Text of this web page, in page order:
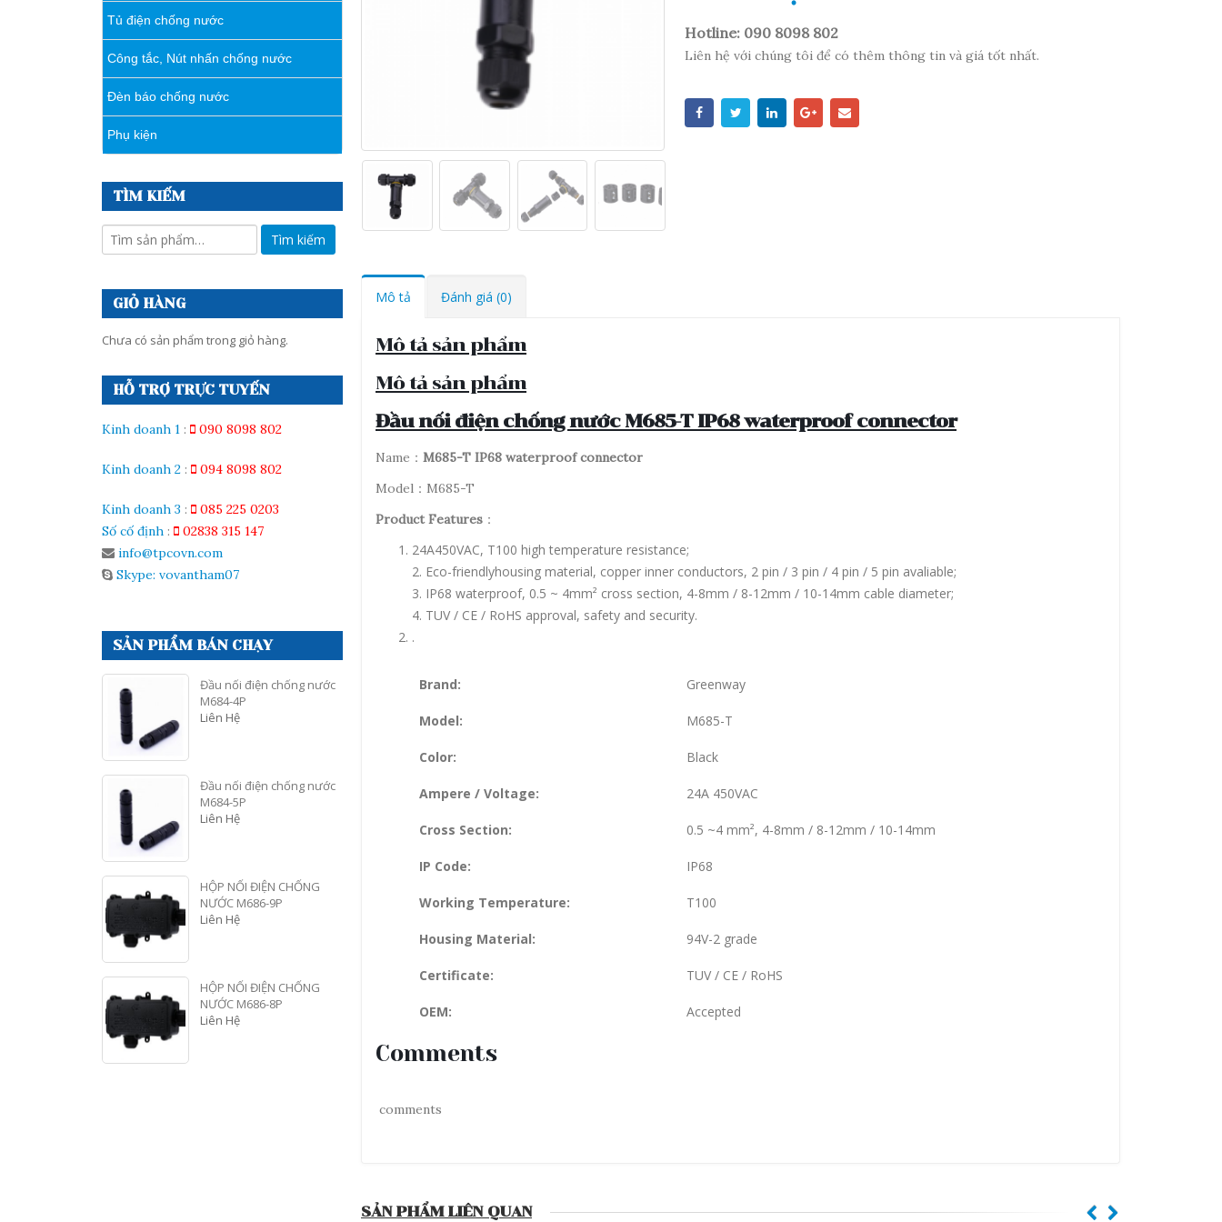
Hotline: 090 8098 802
Liên hệ với chúng tôi để có thêm thông tin và giá tốt nhất.
Mô tả Đánh giá (0)
Mô tả sản phẩm
Mô tả sản phẩm
Đầu nối điện chống nước M685-T IP68 waterproof connector
Name： M685-T IP68 waterproof connector
Model：M685-T
Product Features ：
24A450VAC, T100 high temperature resistance;
2. Eco-friendlyhousing material, copper inner conductors, 2 pin / 3 pin / 4 pin / 5 pin avaliable;
3. IP68 waterproof, 0.5 ~ 4mm² cross section, 4-8mm / 8-12mm / 10-14mm cable diameter;
4. TUV / CE / RoHS approval, safety and security.
.
Brand: Greenway
Model: M685-T
Color: Black
Ampere / Voltage: 24A 450VAC
Cross Section: 0.5 ~4 mm², 4-8mm / 8-12mm / 10-14mm
IP Code: IP68
Working Temperature: T100
Housing Material: 94V-2 grade
Certificate: TUV / CE / RoHS
OEM: Accepted
Comments
comments
SẢN PHẨM LIÊN QUAN
Tủ điện chống nước
Công tắc, Nút nhấn chống nước
Đèn báo chống nước
Phụ kiện
TÌM KIẾM
GIỎ HÀNG
Chưa có sản phẩm trong giỏ hàng.
HỖ TRỢ TRỰC TUYẾN
Kinh doanh 1 : 090 8098 802
Kinh doanh 2 : 094 8098 802
Kinh doanh 3 :
085 225 0203
Số cố định :
02838 315 147
info@tpcovn.com
Skype: vovantham07
SẢN PHẨM BÁN CHẠY
Đầu nối điện chống nước
M684-4P
Liên Hệ
Đầu nối điện chống nước
M684-5P
Liên Hệ
HỘP NỐI ĐIỆN CHỐNG
NƯỚC M686-9P
Liên Hệ
HỘP NỐI ĐIỆN CHỐNG
NƯỚC M686-8P
Liên Hệ